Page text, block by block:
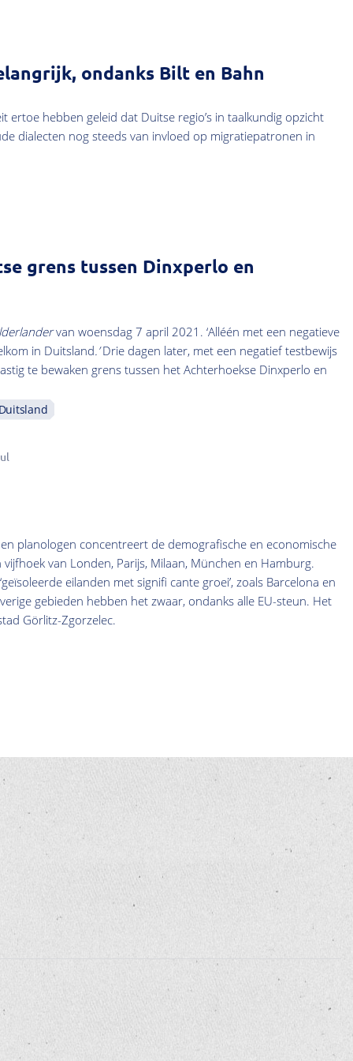
ondanks Bilt en Bahn
ertoe hebben geleid dat Duitse regio’s in taalkundig opzicht
dialecten nog steeds van invloed op migratiepatronen in
grens tussen Dinxperlo en
van woensdag 7 april 2021. ‘Alléén met een negatieve
in Duitsland.’Drie dagen later, met een negatief testbewijs
te bewaken grens tussen het Achterhoekse Dinxperlo en
planologen concentreert de demografische en economische
van Londen, Parijs, Milaan, München en Hamburg.
eilanden met signifi cante groei’, zoals Barcelona en
gebieden hebben het zwaar, ondanks alle EU-steun. Het
Görlitz-Zgorzelec.